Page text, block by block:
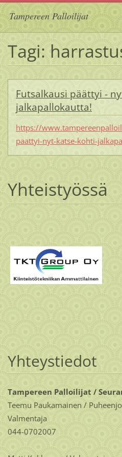
Tampereen Palloilijat
Tagi:
Futsalkausi päättyi -
jalkapallokautta!
https://
paattyi-nyt-katse-kohti-
Yhteistyössä
Yhteystiedot
Tampereen Palloilijat /
Teemu Paukamainen /
Valmentaja
044-0702007